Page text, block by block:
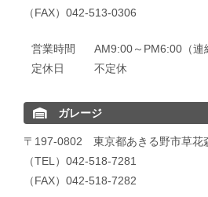
（FAX）042-513-0306
営業時間
AM9:00～PM6:00（連
定休日
不定休
ガレージ
〒197-0802 東京都あきる野市草花
（TEL）042-518-7281
（FAX）042-518-7282